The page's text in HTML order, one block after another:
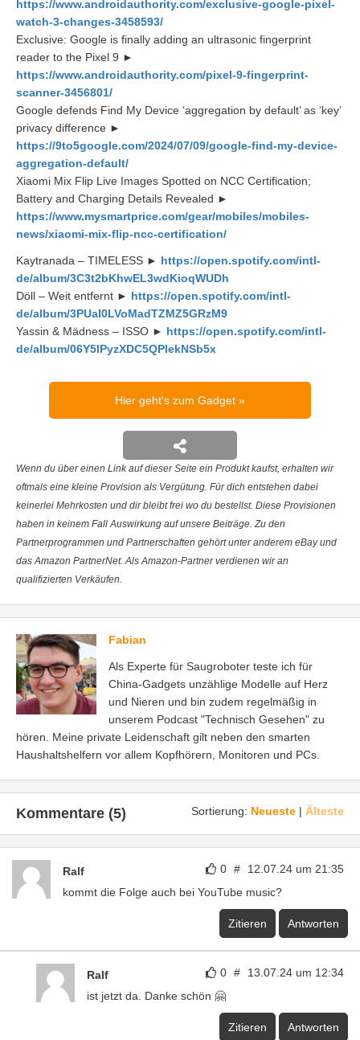
https://www.androidauthority.com/exclusive-google-pixel-
watch-3-changes-3458593/
Exclusive: Google is finally adding an ultrasonic fingerprint
reader to the Pixel 9 ►
https://www.androidauthority.com/pixel-9-fingerprint-
scanner-3456801/
Google defends Find My Device ‘aggregation by default’ as ‘key’
privacy difference ►
https://9to5google.com/2024/07/09/google-find-my-device-
aggregation-default/
Xiaomi Mix Flip Live Images Spotted on NCC Certification;
Battery and Charging Details Revealed ►
https://www.mysmartprice.com/gear/mobiles/mobiles-
news/xiaomi-mix-flip-ncc-certification/
Kaytranada – TIMELESS ► https://open.spotify.com/intl-
de/album/3C3t2bKhwEL3wdKioqWUDh
Döll – Weit entfernt ► https://open.spotify.com/intl-
de/album/3PUaI0LVoMadTZMZ5GRzM9
Yassin & Mädness – ISSO ► https://open.spotify.com/intl-
de/album/06Y5lPyzXDC5QPlekNSb5x
Hier geht's zum Gadget
Wenn du über einen Link auf dieser Seite ein Produkt kaufst, erhalten wir
oftmals eine kleine Provision als Vergütung. Für dich entstehen dabei
keinerlei Mehrkosten und dir bleibt frei wo du bestellst. Diese Provisionen
haben in keinem Fall Auswirkung auf unsere Beiträge. Zu den
Partnerprogrammen und Partnerschaften gehört unter anderem eBay und
das Amazon PartnerNet. Als Amazon-Partner verdienen wir an
qualifizierten Verkäufen.
Fabian
Als Experte für Saugroboter teste ich für
China-Gadgets unzählige Modelle auf Herz
und Nieren und bin zudem regelmäßig in
unserem Podcast "Technisch Gesehen" zu
hören. Meine private Leidenschaft gilt neben den smarten
Haushaltshelfern vor allem Kopfhörern, Monitoren und PCs.
Sortierung: Neueste | Älteste
Kommentare (5)
0 # 12.07.24 um 21:35
Ralf
kommt die Folge auch bei YouTube music?
Zitieren Antworten
0 # 13.07.24 um 12:34
Ralf
ist jetzt da. Danke schön 🤗
Zitieren Antworten